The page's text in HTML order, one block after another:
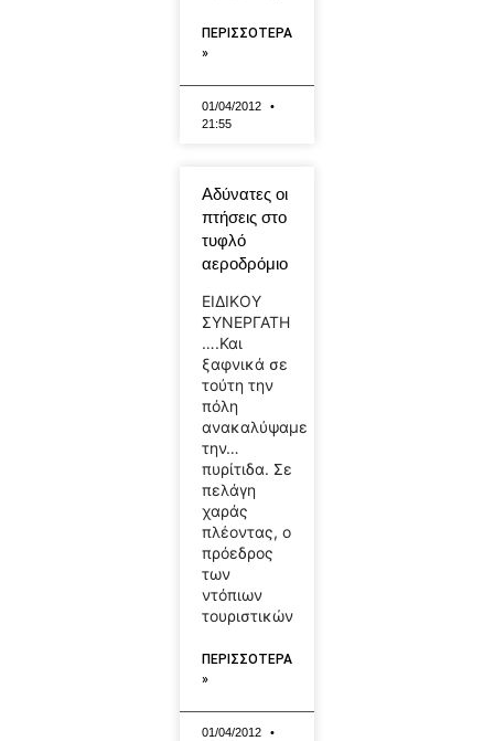
ΠΕΡΙΣΣΟΤΕΡΑ
»
01/04/2012
21:55
Αδύνατες οι
πτήσεις στο
τυφλό
αεροδρόμιο
ΕΙΔΙΚΟΥ
ΣΥΝΕΡΓΑΤΗ
….Και
ξαφνικά σε
τούτη την
πόλη
ανακαλύψαμε
την…
πυρίτιδα. Σε
πελάγη
χαράς
πλέοντας, ο
πρόεδρος
των
ντόπιων
τουριστικών
ΠΕΡΙΣΣΟΤΕΡΑ
»
01/04/2012